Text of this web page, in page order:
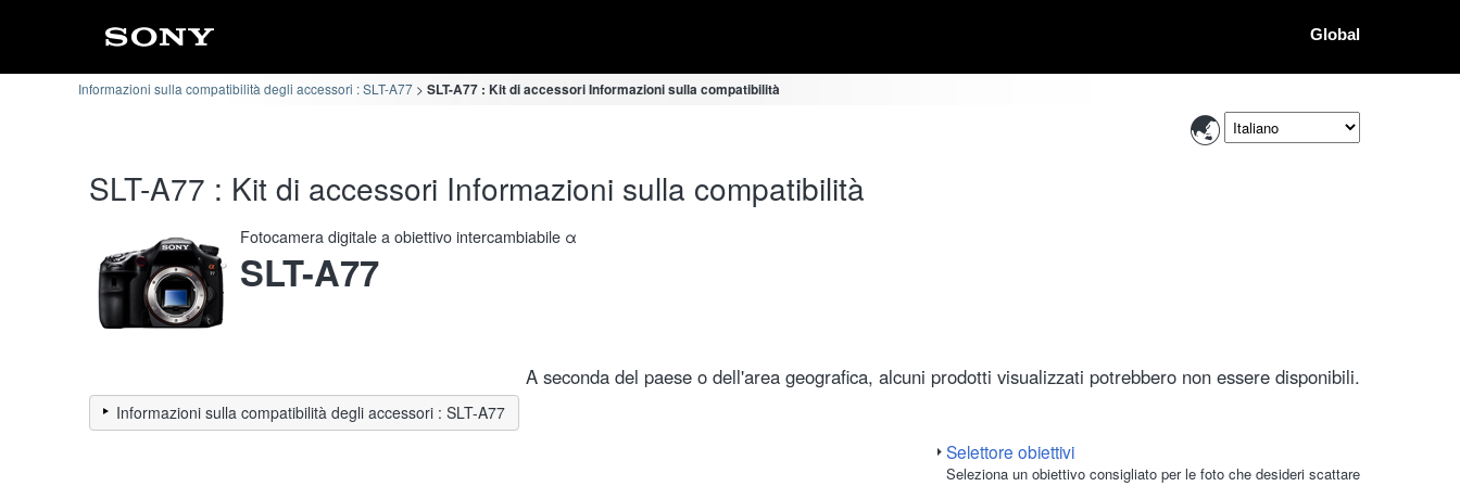
Global
Informazioni sulla compatibilità degli accessori : SLT-A77 SLT-A77 : Kit di accessori Informazioni sulla compatibilità
SLT-A77 : Kit di accessori Informazioni sulla compatibilità
Fotocamera digitale a obiettivo intercambiabile α
SLT-A77
A seconda del paese o dell'area geografica, alcuni prodotti visualizzati potrebbero non essere disponibili.
Informazioni sulla compatibilità degli accessori : SLT-A77
Selettore obiettivi
Seleziona un obiettivo consigliato per le foto che desideri scattare